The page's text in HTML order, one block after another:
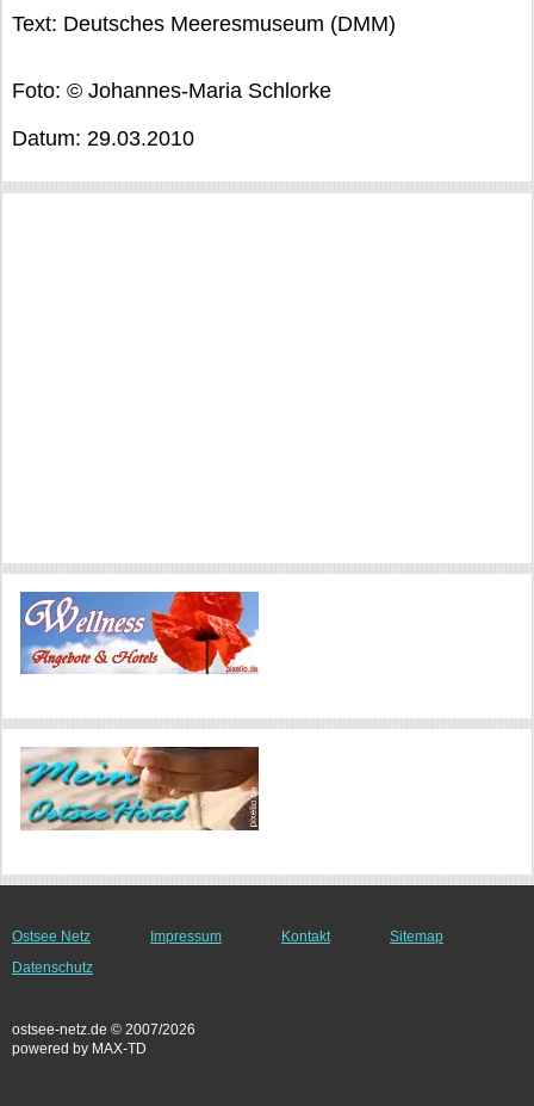
Text: Deutsches Meeresmuseum (DMM)
Foto: © Johannes-Maria Schlorke
Datum: 29.03.2010
Ostsee Netz Impressum Kontakt
Sitemap
Datenschutz
ostsee-netz.de © 2007/2026
powered by MAX-TD